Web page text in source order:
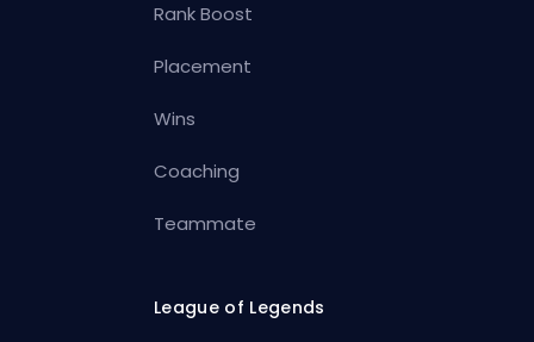
Rank Boost
Placement
Wins
Coaching
Teammate
League of Legends